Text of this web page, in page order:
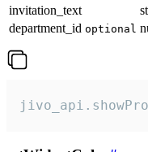
invitation_text
department_id optional